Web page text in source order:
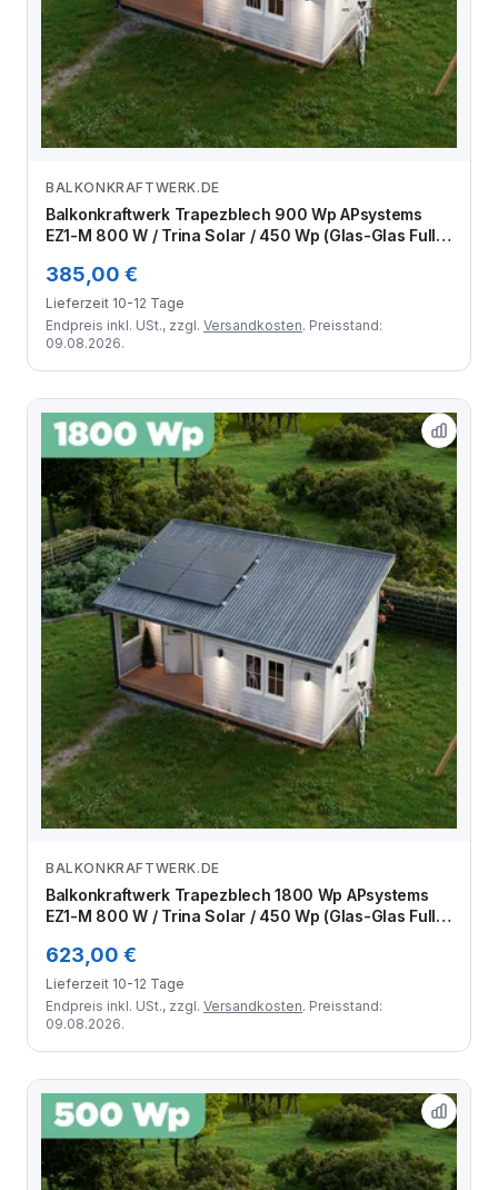
Zum Angebot
BALKONKRAFTWERK.DE
Balkonkraftwerk Trapezblech 900 Wp APsystems
EZ1-M 800 W / Trina Solar / 450 Wp (Glas-Glas Full
Module
385,00 €
Lieferzeit 10-12 Tage
Endpreis inkl. USt., zzgl. Versandkosten. Preisstand:
09.08.2026.
Zum Angebot
BALKONKRAFTWERK.DE
Balkonkraftwerk Trapezblech 1800 Wp APsystems
EZ1-M 800 W / Trina Solar / 450 Wp (Glas-Glas Full
Module
623,00 €
Lieferzeit 10-12 Tage
Endpreis inkl. USt., zzgl. Versandkosten. Preisstand:
09.08.2026.